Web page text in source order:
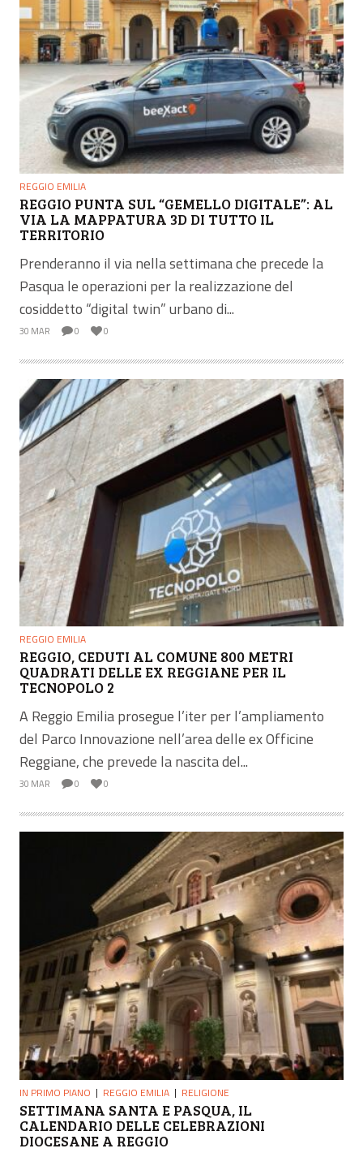
REGGIO EMILIA
REGGIO PUNTA SUL “GEMELLO DIGITALE”: AL
VIA LA MAPPATURA 3D DI TUTTO IL
TERRITORIO
Prenderanno il via nella settimana che precede la
Pasqua le operazioni per la realizzazione del
cosiddetto “digital twin” urbano di...
30 MAR 0 0
REGGIO EMILIA
REGGIO, CEDUTI AL COMUNE 800 METRI
QUADRATI DELLE EX REGGIANE PER IL
TECNOPOLO 2
A Reggio Emilia prosegue l’iter per l’ampliamento
del Parco Innovazione nell’area delle ex Officine
Reggiane, che prevede la nascita del...
30 MAR 0 0
IN PRIMO PIANO REGGIO EMILIA RELIGIONE
SETTIMANA SANTA E PASQUA, IL
CALENDARIO DELLE CELEBRAZIONI
DIOCESANE A REGGIO